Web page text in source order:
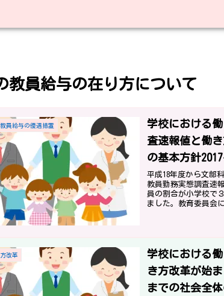
教員給与の在り方について
員給与の優遇措置
学校における
査速報値と働
の基本方針
平成18年度から文部
教員勤務実態調査速
員の割合が小学校で
ました。教育委員会
改革
学校における
き方改革が始
までの社会全